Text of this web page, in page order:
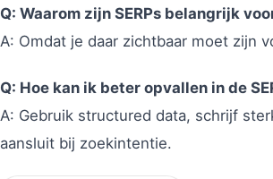
Q: Waarom zijn SERPs belangrijk
A: Omdat je daar zichtbaar moet zijn
Q: Hoe kan ik beter opvallen in de
A: Gebruik structured data, schrijf
aansluit bij zoekintentie.